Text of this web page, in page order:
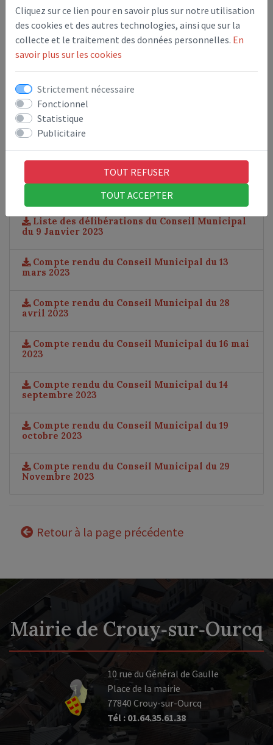
Cliquez sur ce lien pour en savoir plus sur notre utilisation
des cookies et des autres technologies, ainsi que sur la
collecte et le traitement des données personnelles. En
savoir plus sur les cookies
Strictement nécessaire
Fonctionnel
Statistique
Publicitaire
TOUT REFUSER
TOUT ACCEPTER
L’obligation d’affichage ou de publication sur papier des
actes est supprimée. Les plus petites collectivités
(communes de moins de 3 500 habitants, syndicats de
communes et syndicats mixtes "fermés") pourront toutefois
choisir le mode de publicité de leurs actes : affichage ou
publication sur papier ou publication sur internet.
Le principe de la publication dématérialisée des actes locaux
est assortie de l’obligation pour les collectivités de les
communiquer sur papier à tout citoyen qui en fait la
demande.
Il s'agit de permettre aux personnes qui n'ont pas internet
ou le maîtrisent mal de pouvoir rester informés.
Liste des délibérations du Conseil Municipal
du 9 Janvier 2023
Compte rendu du Conseil Municipal du 13
mars 2023
Compte rendu du Conseil Municipal du 28
avril 2023
Compte rendu du Conseil Municipal du 16 mai
2023
Compte rendu du Conseil Municipal du 14
septembre 2023
Compte rendu du Conseil Municipal du 19
octobre 2023
Compte rendu du Conseil Municipal du 29
Novembre 2023
Retour à la page précédente
Mairie de Crouy‑sur‑Ourcq
10 rue du Général de Gaulle
Place de la mairie
77840 Crouy-sur-Ourcq
Tél : 01.64.35.61.38